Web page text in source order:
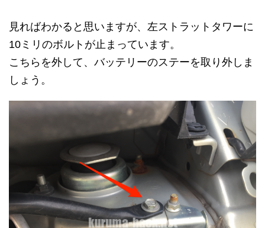
見ればわかると思いますが、左ストラットタワーに
10ミリのボルトが止まっています。
こちらを外して、バッテリーのステーを取り外しま
しょう。